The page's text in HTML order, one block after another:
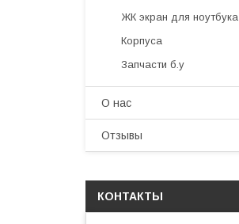
ЖК экран для ноутбука
Корпуса
Запчасти б.у
О нас
Отзывы
КОНТАКТЫ